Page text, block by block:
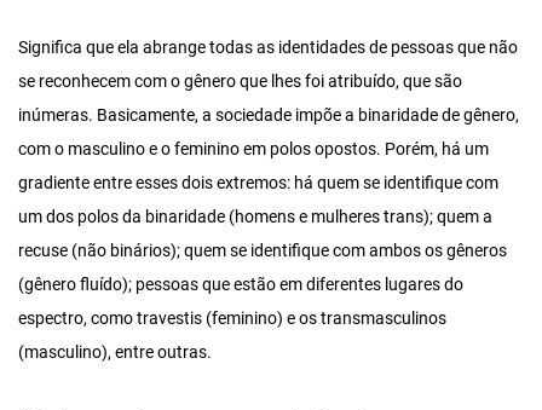
Significa que ela abrange todas as identidades de pessoas que não
se reconhecem com o gênero que lhes foi atribuído, que são
inúmeras. Basicamente, a sociedade impõe a binaridade de gênero,
com o masculino e o feminino em polos opostos. Porém, há um
gradiente entre esses dois extremos: há quem se identifique com
um dos polos da binaridade (homens e mulheres trans); quem a
recuse (não binários); quem se identifique com ambos os gêneros
(gênero fluído); pessoas que estão em diferentes lugares do
espectro, como travestis (feminino) e os transmasculinos
(masculino), entre outras.